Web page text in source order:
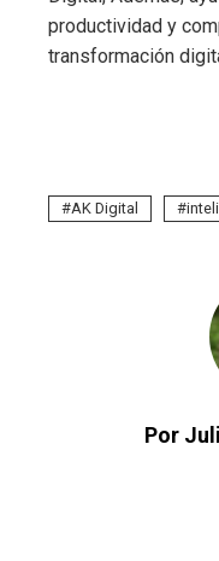
productividad y
transformación
AK Digital
Por